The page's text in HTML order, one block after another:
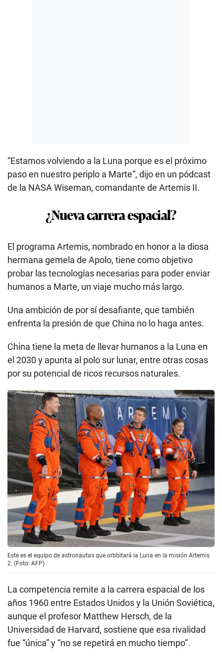
“Estamos volviendo a la Luna porque es el próximo
paso en nuestro periplo a Marte”, dijo en un pódcast
de la NASA Wiseman, comandante de Artemis II.
¿Nueva carrera espacial?
El programa Artemis, nombrado en honor a la diosa
hermana gemela de Apolo, tiene como objetivo
probar las tecnologías necesarias para poder enviar
humanos a Marte, un viaje mucho más largo.
Una ambición de por sí desafiante, que también
enfrenta la presión de que China no lo haga antes.
China tiene la meta de llevar humanos a la Luna en
el 2030 y apunta al polo sur lunar, entre otras cosas
por su potencial de ricos recursos naturales.
Este es el equipo de astronautas que orbbitará la Luna en la misión Artemis
2. (Foto: AFP)
La competencia remite a la carrera espacial de los
años 1960 entre Estados Unidos y la Unión Soviética,
aunque el profesor Matthew Hersch, de la
Universidad de Harvard, sostiene que esa rivalidad
fue “única” y “no se repetirá en mucho tiempo”.